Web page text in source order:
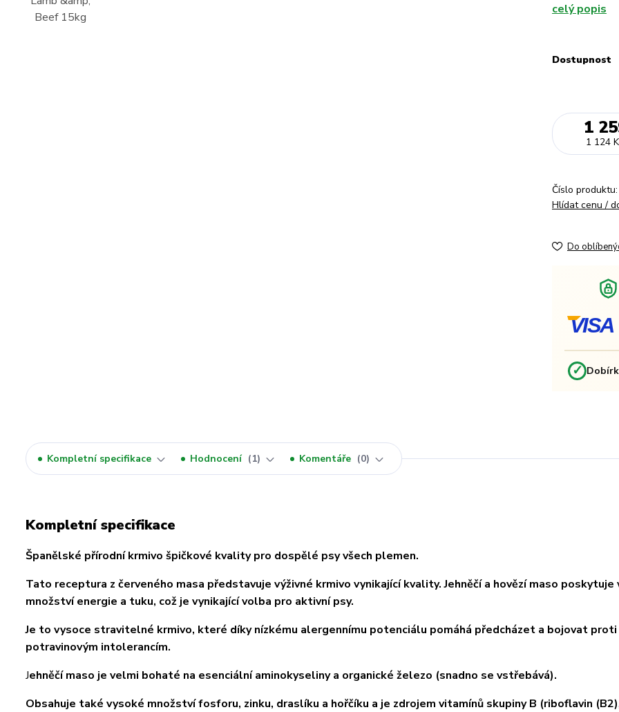
celý popis
Dostupnost
1
1 124
Číslo produktu:
Hlídat cenu /
Do
VISA
✓
Kompletní specifikace Hodnocení 1 Komentáře 0
Kompletní specifikace
Španělské přírodní krmivo špičkové kvality pro dospělé psy všech plemen.
Tato receptura z červeného masa představuje výživné krmivo vynikající kvality. Jehněčí a hovězí maso poskytuje
množství energie a tuku, což je vynikající volba pro aktivní psy.
Je to vysoce stravitelné krmivo, které díky nízkému alergennímu potenciálu pomáhá předcházet a bojovat proti
potravinovým intolerancím.
Jehněčí maso je velmi bohaté na esenciální aminokyseliny a organické železo (snadno se vstřebává).
Obsahuje také vysoké množství fosforu, zinku, draslíku a hořčíku a je zdrojem vitamínů skupiny B (riboflavin